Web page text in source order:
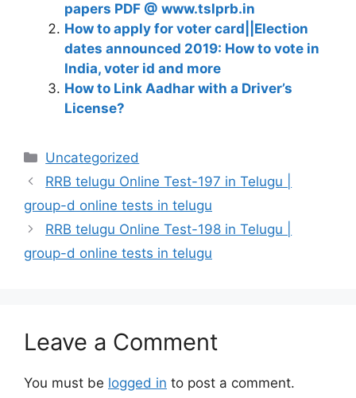
papers PDF @ www.tslprb.in
How to apply for voter card||Election
dates announced 2019: How to vote in
India, voter id and more
How to Link Aadhar with a Driver’s
License?
Categories
Uncategorized
RRB telugu Online Test-197 in Telugu |
group-d online tests in telugu
RRB telugu Online Test-198 in Telugu |
group-d online tests in telugu
Leave a Comment
You must be logged in to post a comment.